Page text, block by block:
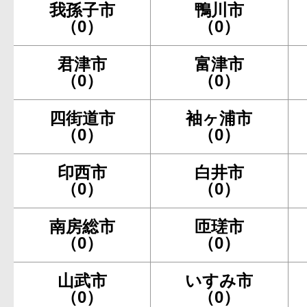
我孫子市
（0）
鴨川市
（0）
君津市
（0）
富津市
（0）
四街道市
（0）
袖ヶ浦市
（0）
印西市
（0）
白井市
（0）
南房総市
（0）
匝瑳市
（0）
山武市
（0）
いすみ市
（0）